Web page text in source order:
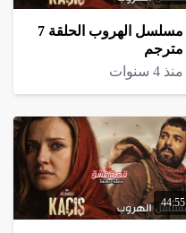
مسلسل الهروب الحلقة 7
مترجم
منذ 4 سنوات
44:55